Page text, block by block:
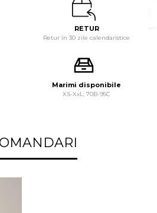
RETUR
Retur în 30 zile calendaristice
Marimi disponibile
XS-XxL; 70B-95C